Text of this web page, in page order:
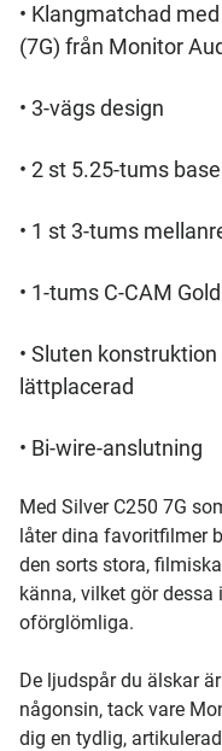
• Klangmatchad
(7G) från Monitor
• 3-vägs design
• 2 st 5.25-tums
• 1 st 3-tums
• 1-tums C-CAM
• Sluten
lättplacerad
• Bi-wire-anslutning
Med Silver C250 7G
låter dina favoritfilmer
den sorts stora,
känna, vilket gör
oförglömliga.
De ljudspår du älskar
någonsin, tack vare
dig en tydlig,